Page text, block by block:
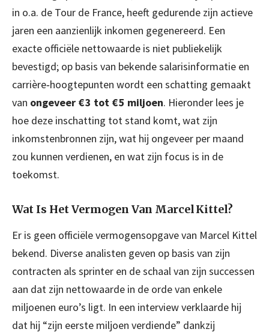
in o.a. de Tour de France, heeft gedurende zijn actieve
jaren een aanzienlijk inkomen gegenereerd. Een
exacte officiële nettowaarde is niet publiekelijk
bevestigd; op basis van bekende salarisinformatie en
carrière‑hoogtepunten wordt een schatting gemaakt
van ongeveer € 3 tot € 5 miljoen. Hieronder lees je
hoe deze inschatting tot stand komt, wat zijn
inkomstenbronnen zijn, wat hij ongeveer per maand
zou kunnen verdienen, en wat zijn focus is in de
toekomst.
Wat Is Het Vermogen Van Marcel Kittel?
Er is geen officiële vermogensopgave van Marcel Kittel
bekend. Diverse analisten geven op basis van zijn
contracten als sprinter en de schaal van zijn successen
aan dat zijn nettowaarde in de orde van enkele
miljoenen euro’s ligt. In een interview verklaarde hij
dat hij “zijn eerste miljoen verdiende” dankzij